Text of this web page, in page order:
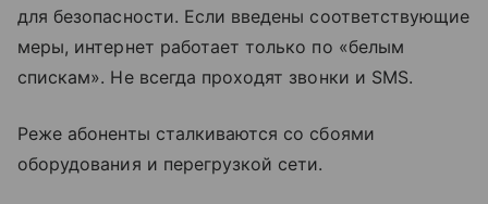
для безопасности. Если введены соответствующие
меры, интернет работает только по «белым
спискам». Не всегда проходят звонки и SMS.
Реже абоненты сталкиваются со сбоями
оборудования и перегрузкой сети.